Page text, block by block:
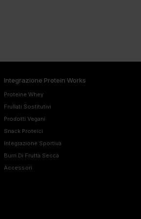
Integrazione Protein Works
Proteine Whey
Frullati Sostitutivi
Prodotti Vegani
Snack Proteici
Integrazione Sportiva
Burri Di Frutta Secca
Accessori